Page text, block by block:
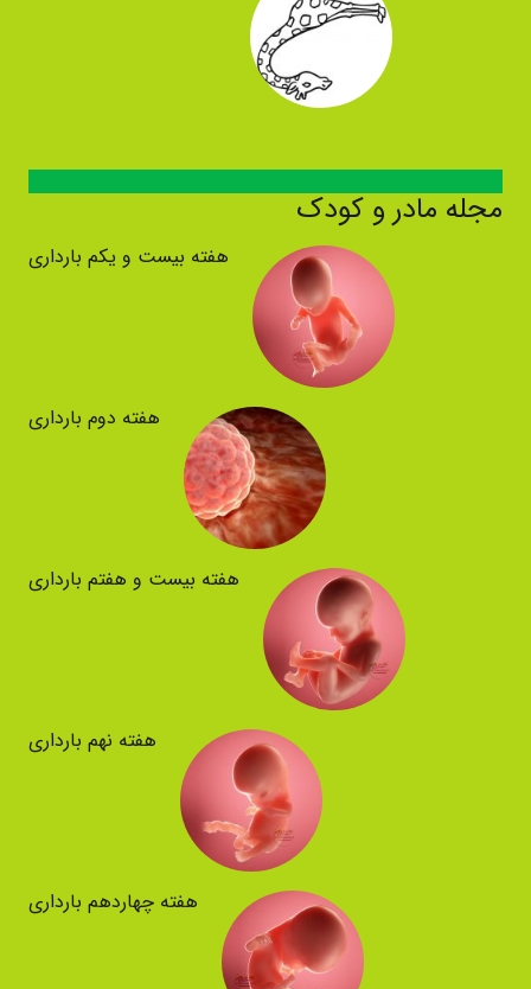
مجله مادر و کودک
هفته بیست و یکم بارداری
هفته دوم بارداری
هفته بیست و هفتم بارداری
هفته نهم بارداری
هفته چهاردهم بارداری